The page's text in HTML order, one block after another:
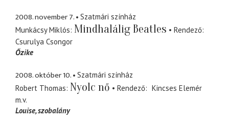
2008. november 7.
Szatmári színház
Munkácsy Miklós Mindhalálig Beatles
Rendező
Csurulya Csongor
Őzike
2008. október 10.
Szatmári színház
Robert Thomas Nyolc nő Rendező
Kincses Elemér
m.v.
Louise szobalány